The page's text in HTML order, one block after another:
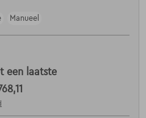
Manueel
een laatste